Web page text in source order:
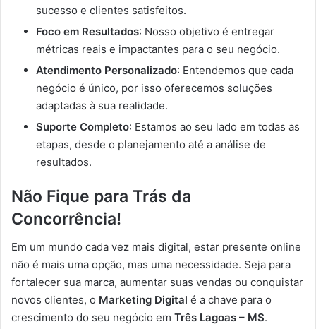
sucesso e clientes satisfeitos.
Foco em Resultados: Nosso objetivo é entregar
métricas reais e impactantes para o seu negócio.
Atendimento Personalizado: Entendemos que cada
negócio é único, por isso oferecemos soluções
adaptadas à sua realidade.
Suporte Completo: Estamos ao seu lado em todas as
etapas, desde o planejamento até a análise de
resultados.
Não Fique para Trás da
Concorrência!
Em um mundo cada vez mais digital, estar presente online
não é mais uma opção, mas uma necessidade. Seja para
fortalecer sua marca, aumentar suas vendas ou conquistar
novos clientes, o Marketing Digital é a chave para o
crescimento do seu negócio em Três Lagoas – MS.